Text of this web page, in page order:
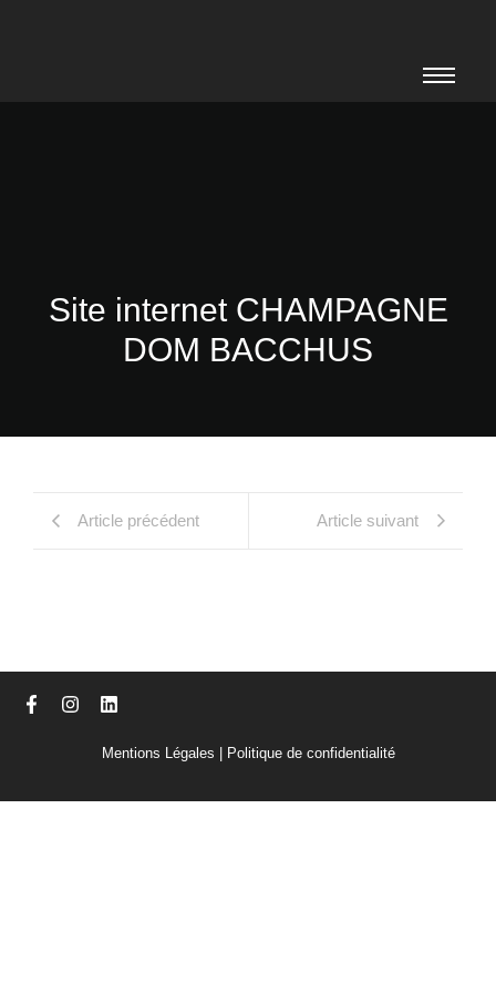
Site internet CHAMPAGNE
DOM BACCHUS
Article précédent Article suivant
Mentions Légales Politique de confidentialité